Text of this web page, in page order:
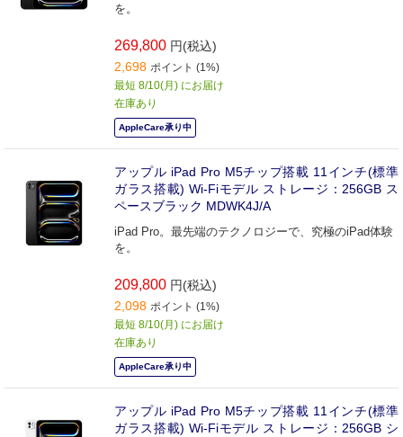
を。
269,800 円(税込)
2,698 ポイント (1%)
最短 8/10(月) にお届け
在庫あり
AppleCare承り中
アップル iPad Pro M5チップ搭載 11インチ(標準
ガラス搭載) Wi-Fiモデル ストレージ：256GB ス
ペースブラック MDWK4J/A
iPad Pro。最先端のテクノロジーで、究極のiPad体験
を。
209,800 円(税込)
2,098 ポイント (1%)
最短 8/10(月) にお届け
在庫あり
AppleCare承り中
アップル iPad Pro M5チップ搭載 11インチ(標準
ガラス搭載) Wi-Fiモデル ストレージ：256GB シ